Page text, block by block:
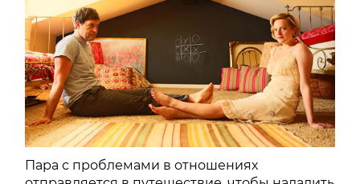
Пара с проблемами в отношениях